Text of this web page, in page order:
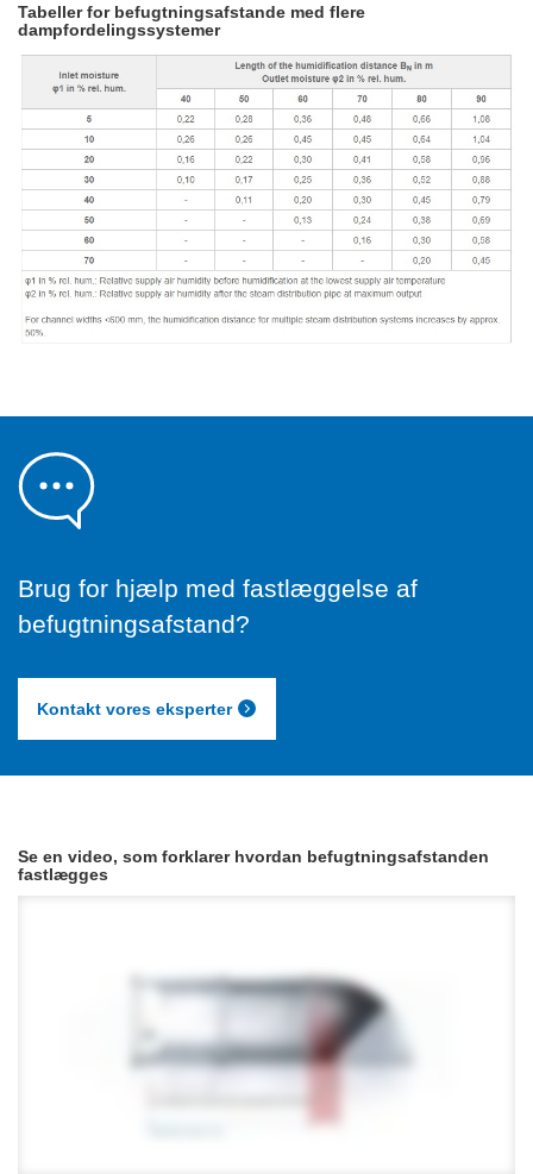
Tabeller for befugtningsafstande med flere
dampfordelingssystemer
Brug for hjælp med fastlæggelse af
befugtningsafstand?
Kontakt vores eksperter
Se en video, som forklarer hvordan befugtningsafstanden
fastlægges